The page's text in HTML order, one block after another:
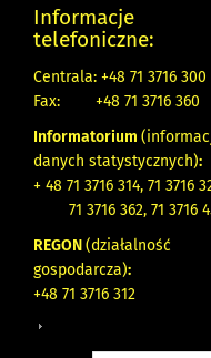
Informacje
telefoniczne:
Centrala: +48 71 3716 300
Fax:
+48 71 3716 360
Informatorium
danych statystycznych):
+ 48 71 3716 314, 71 3716
71 3716 362, 71 3716
REGON(działalność
gospodarcza):
+48 71 3716 312